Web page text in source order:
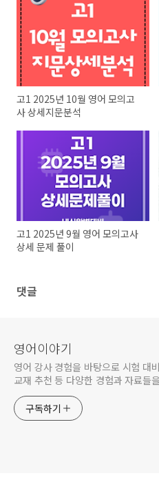
고1 2025년 10월 영어 모의고
사 상세지문분석
고1 2025년 9월 영어 모의고사
상세 문제 풀이
댓글
영어이야기
영어 강사 경험을 바탕으로 시험 대
교재 추천 등 다양한 경험과 자료들
구독하기